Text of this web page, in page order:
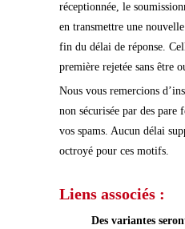
réceptionnée, le
en transmettre une
fin du délai de réponse.
première rejetée sans être
Nous vous remercions
non sécurisée par des
vos spams. Aucun délai
octroyé pour ces motifs.
Liens associés :
Des variantes